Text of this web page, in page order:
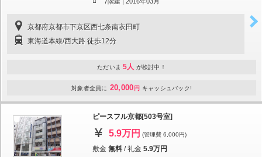
京都府京都市下京区西七条南衣田町
東海道本線/西大路 徒歩12分
ただいま 5人 が検討中！
対象者全員に 20,000 円 キャッシュバック!
ピースフル京都[503号室]
5.9万円 (管理費 6,000円)
敷金 無料 /礼金 5.9万円